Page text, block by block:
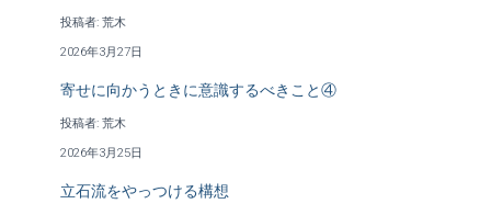
投稿者: 荒木
2026年3月27日
寄せに向かうときに意識するべきこと④
投稿者: 荒木
2026年3月25日
立石流をやっつける構想